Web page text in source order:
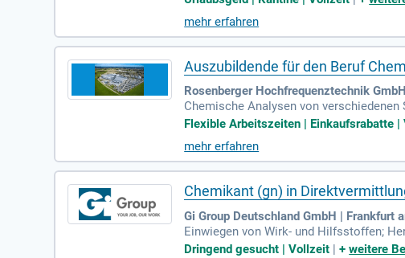
mehr erfahren
Auszubildende für den Beruf
Rosenberger Hochfrequenztechnik
Chemische Analysen von
wie trennen von Stoffgemische;
Flexible Arbeitszeiten | Einkaufsrabatte
mehr erfahren
Chemikant (gn) in
Gi Group Deutschland GmbH | Frankfurt
Einwiegen von Wirk- und Hilfsstoffen;
nahmen zur Überwachung der
Dringend gesucht | Vollzeit |+weitere